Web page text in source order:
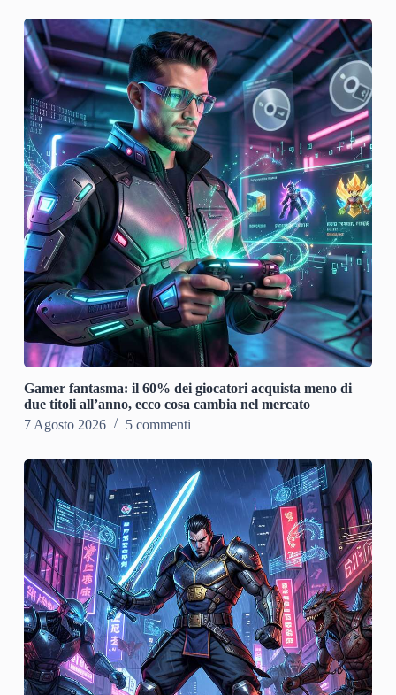
Gamer fantasma: il 60% dei giocatori acquista meno di
due titoli all’anno, ecco cosa cambia nel mercato
7 Agosto 2026
5 commenti